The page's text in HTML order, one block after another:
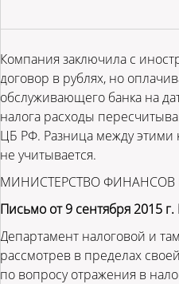
Компания заключила с
договор в рублях, но
обслуживающего банка на
налога расходы
ЦБ РФ. Разница между этими
не учитывается.
МИНИСТЕРСТВО
Письмо от 9 сентября 2015
Департамент налоговой и
рассмотрев в пределах
по вопросу отражения в